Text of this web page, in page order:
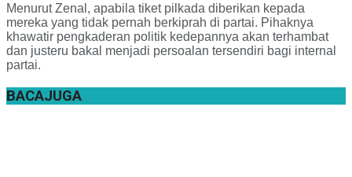
Menurut Zenal, apabila tiket pilkada diberikan kepada
mereka yang tidak pernah berkiprah di partai. Pihaknya
khawatir pengkaderan politik kedepannya akan terhambat
dan justeru bakal menjadi persoalan tersendiri bagi internal
partai.
BACAJUGA